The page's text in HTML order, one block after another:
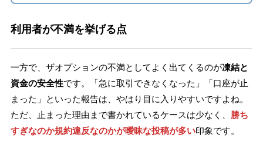
利用者が不満を挙げる点
一方で、ザオプションの不満としてよく出てくるのが凍結と
資金の安全性です。「急に取引できなくなった」「口座が止
まった」といった報告は、やはり目に入りやすいですよね。
ただ、止まった理由まで書かれているケースは少なく、 勝ち
すぎなのか規約違反なのかが曖昧な投稿が多い印象です。